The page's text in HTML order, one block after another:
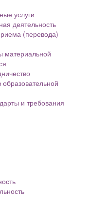
услуги
деятельность
(перевода)
материальной
и требования